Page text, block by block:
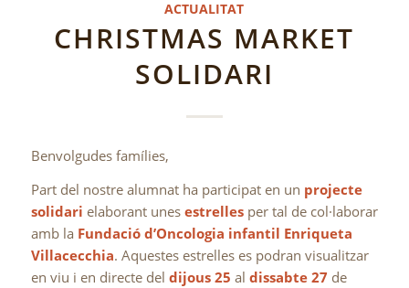
ACTUALITAT
CHRISTMAS MARKET
SOLIDARI
Benvolgudes famílies,
Part del nostre alumnat ha participat en un projecte
solidari elaborant unes estrellesper tal de col·laborar
amb la Fundació d’Oncologia infantil Enriqueta
Villacecchia. Aquestes estrelles es podran visualitzar
en viu i en directe del dijous 25 al dissabte 27 de